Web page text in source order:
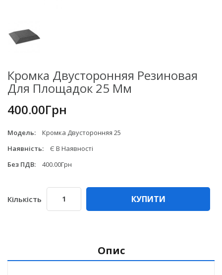
Кромка Двусторонняя Резиновая
Для Площадок 25 Мм
400.00Грн
Модель:
Кромка Двусторонняя 25
Наявність:
Є В Наявності
Без ПДВ:
400.00Грн
Кількість КУПИТИ
Опис